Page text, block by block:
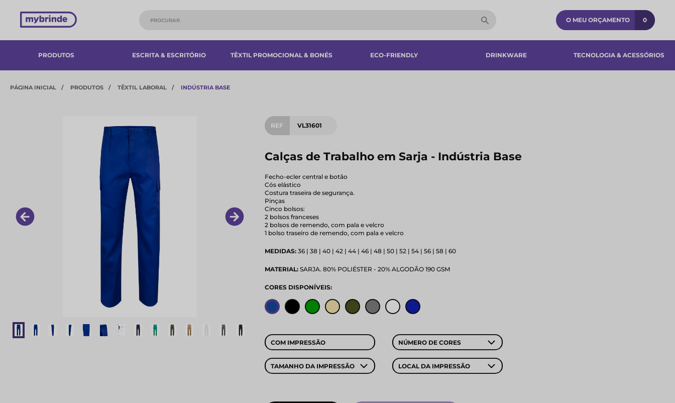
O MEU ORÇAMENTO 0
PRODUTOS ESCRITA & ESCRITÓRIO TÊXTIL PROMOCIONAL & BONÉS ECO-FRIENDLY DRINKWARE TECNOLOGIA & ACESSÓRIOS​
PÁGINA INICIAL PRODUTOS TÊXTIL LABORAL INDÚSTRIA BASE
REF VL31601
Calças de Trabalho em Sarja - Indústria Base
Fecho-ecler central e botão
Cós elástico
Costura traseira de segurança.
Pinças
Cinco bolsos:
2 bolsos franceses
2 bolsos de remendo, com pala e velcro
1 bolso traseiro de remendo, com pala e velcro
MEDIDAS:36 | 38 | 40 | 42 | 44 | 46 | 48 | 50 | 52 | 54 | 56 | 58 | 60
MATERIAL:SARJA. 80% POLIÉSTER - 20% ALGODÃO 190 GSM
CORES DISPONÍVEIS:
COM IMPRESSÃO NÚMERO DE CORES
TAMANHO DA IMPRESSÃO LOCAL DA IMPRESSÃO